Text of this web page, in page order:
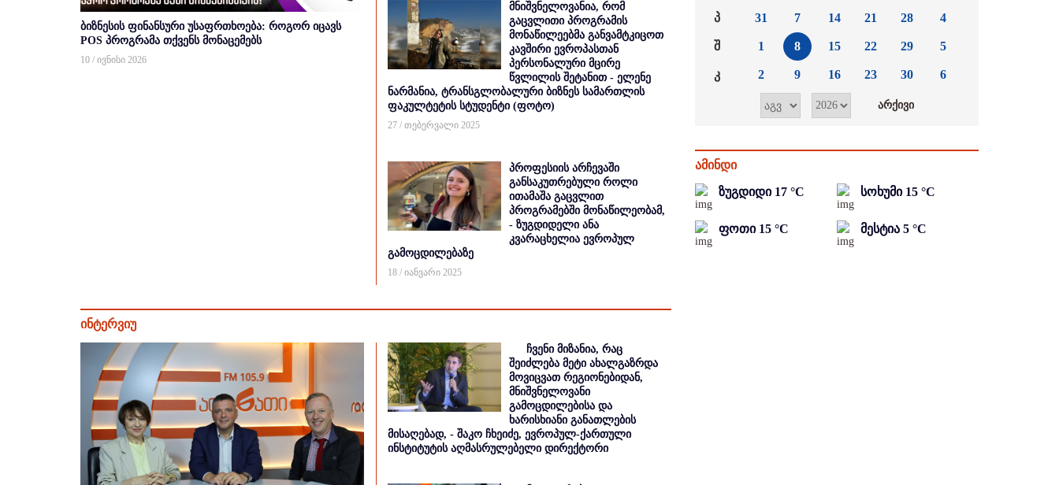
ბიზნესის ფინანსური უსაფრთხოება: როგორ იცავს
POS პროგრამა თქვენს მონაცემებს
10 / ივნისი 2026
მნიშვნელოვანია, რომ
გაცვლითი პროგრამის
მონაწილეებმა განვამტკიცოთ
კავშირი ევროპასთან
პერსონალური მცირე
წვლილის შეტანით - ელენე
ნარმანია, ტრანსგლობალური ბიზნეს სამართლის
ფაკულტეტის სტუდენტი (ფოტო)
27 / თებერვალი 2025
პროფესიის არჩევაში
განსაკუთრებული როლი
ითამაშა გაცვლით
პროგრამებში მონაწილეობამ,
- ზუგდიდელი ანა
კვარაცხელია ევროპულ
გამოცდილებაზე
18 / იანვარი 2025
ინტერვიუ
ჩვენი მიზანია, რაც
შეიძლება მეტი ახალგაზრდა
მოვიცვათ რეგიონებიდან,
მნიშვნელოვანი
გამოცდილებისა და
ხარისხიანი განათლების
მისაღებად, - შაკო ჩხეიძე, ევროპულ-ქართული
ინსტიტუტის აღმასრულებელი დირექტორი
პ
შ
კ
31
1
2
7
8
9
14
15
16
21
22
23
28
29
30
4
5
6
ამინდი
ზუგდიდი 17 °C სოხუმი 15 °C
ფოთი 15 °C მესტია 5 °C